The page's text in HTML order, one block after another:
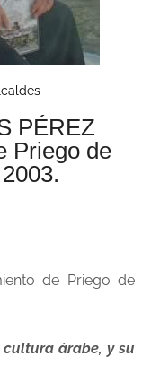
PÉREZ
Priego de
de Priego de
árabe, y su